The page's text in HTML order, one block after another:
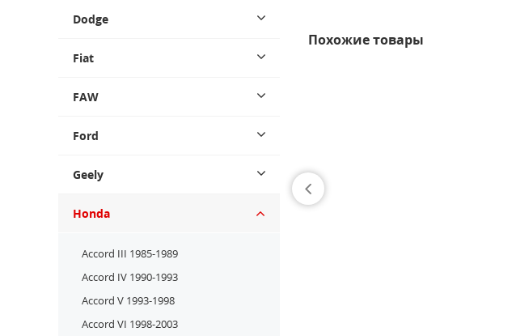
Dodge
Fiat
FAW
Ford
Geely
Honda
Accord III 1985-1989
Accord IV 1990-1993
Accord V 1993-1998
Accord VI 1998-2003
Похожие товары